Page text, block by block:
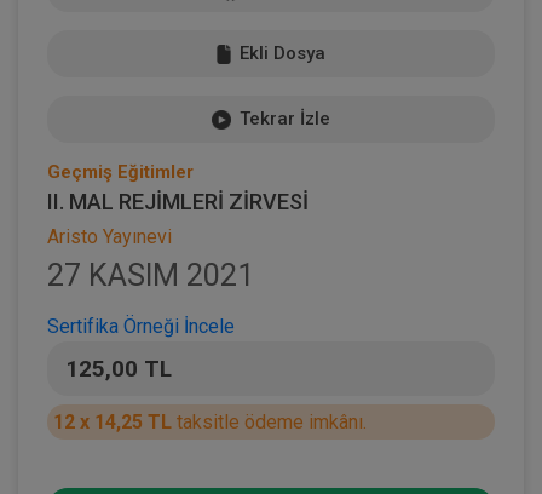
Ekli Dosya
Tekrar İzle
Geçmiş Eğitimler
II. MAL REJİMLERİ ZİRVESİ
Aristo Yayınevi
27 KASIM 2021
Sertifika Örneği İncele
125,00 TL
12 x 14,25 TL taksitle ödeme imkânı.